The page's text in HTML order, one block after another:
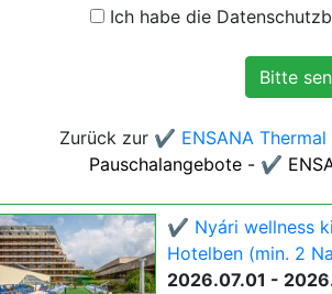
Ich habe die
Zurück zur ✔️ ENSANA
Pauschalangebote - ✔️
✔️ Nyári wellness
Hotelben (min. 2
2026.07.01 -